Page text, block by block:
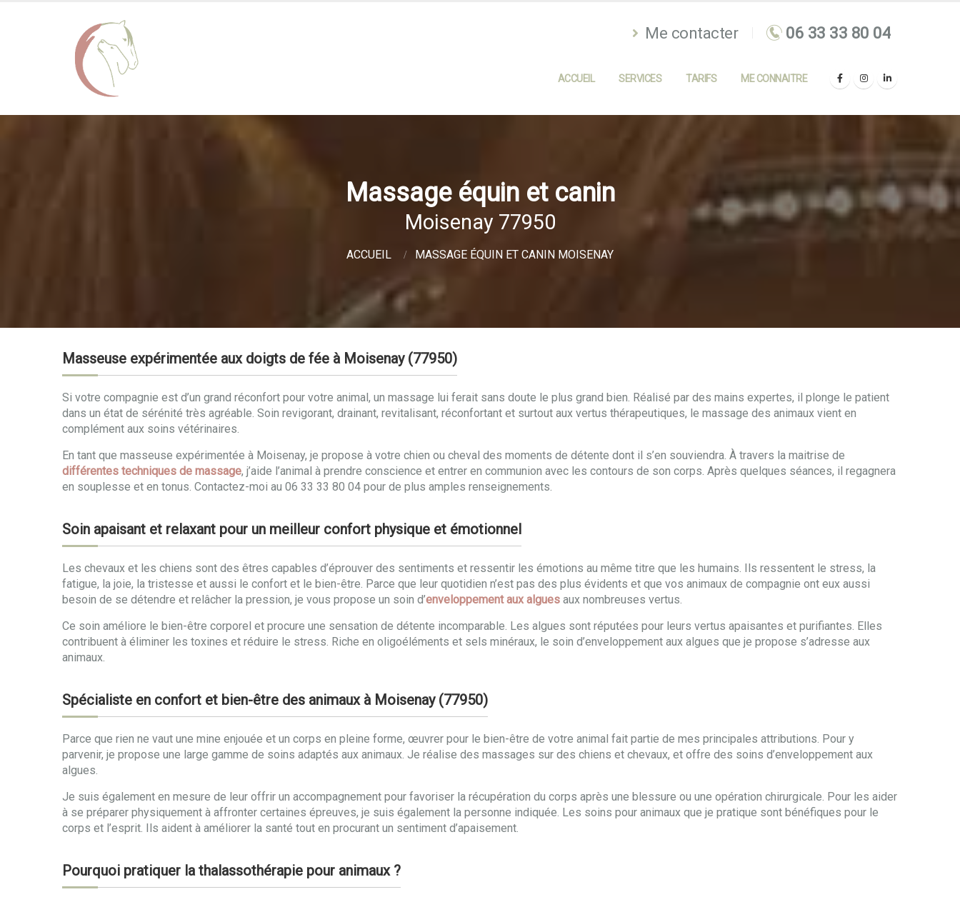
Me contacter
ACCUEIL SERVICES TARIFS ME CONNAITRE
Massage équin et canin
Moisenay 77950
ACCUEIL MASSAGE ÉQUIN ET CANIN MOISENAY
Masseuse expérimentée aux doigts de fée à Moisenay (77950)
Si votre compagnie est d’un grand réconfort pour votre animal, un massage lui ferait sans doute le plus grand bien. Réalisé par des mains expertes, il plonge le patient
dans un état de sérénité très agréable. Soin revigorant, drainant, revitalisant, réconfortant et surtout aux vertus thérapeutiques, le massage des animaux vient en
complément aux soins vétérinaires.
En tant que masseuse expérimentée à Moisenay, je propose à votre chien ou cheval des moments de détente dont il s’en souviendra. À travers la maitrise de
différentes techniques de massage, j’aide l’animal à prendre conscience et entrer en communion avec les contours de son corps. Après quelques séances, il regagnera
en souplesse et en tonus. Contactez-moi au 06 33 33 80 04 pour de plus amples renseignements.
Soin apaisant et relaxant pour un meilleur confort physique et émotionnel
Les chevaux et les chiens sont des êtres capables d’éprouver des sentiments et ressentir les émotions au même titre que les humains. Ils ressentent le stress, la
fatigue, la joie, la tristesse et aussi le confort et le bien-être. Parce que leur quotidien n’est pas des plus évidents et que vos animaux de compagnie ont eux aussi
besoin de se détendre et relâcher la pression, je vous propose un soin d’enveloppement aux algues aux nombreuses vertus.
Ce soin améliore le bien-être corporel et procure une sensation de détente incomparable. Les algues sont réputées pour leurs vertus apaisantes et purifiantes. Elles
contribuent à éliminer les toxines et réduire le stress. Riche en oligoéléments et sels minéraux, le soin d’enveloppement aux algues que je propose s’adresse aux
animaux.
Spécialiste en confort et bien-être des animaux à Moisenay (77950)
Parce que rien ne vaut une mine enjouée et un corps en pleine forme, œuvrer pour le bien-être de votre animal fait partie de mes principales attributions. Pour y
parvenir, je propose une large gamme de soins adaptés aux animaux. Je réalise des massages sur des chiens et chevaux, et offre des soins d’enveloppement aux
algues.
Je suis également en mesure de leur offrir un accompagnement pour favoriser la récupération du corps après une blessure ou une opération chirurgicale. Pour les aider
à se préparer physiquement à affronter certaines épreuves, je suis également la personne indiquée. Les soins pour animaux que je pratique sont bénéfiques pour le
corps et l’esprit. Ils aident à améliorer la santé tout en procurant un sentiment d’apaisement.
Pourquoi pratiquer la thalassothérapie pour animaux ?